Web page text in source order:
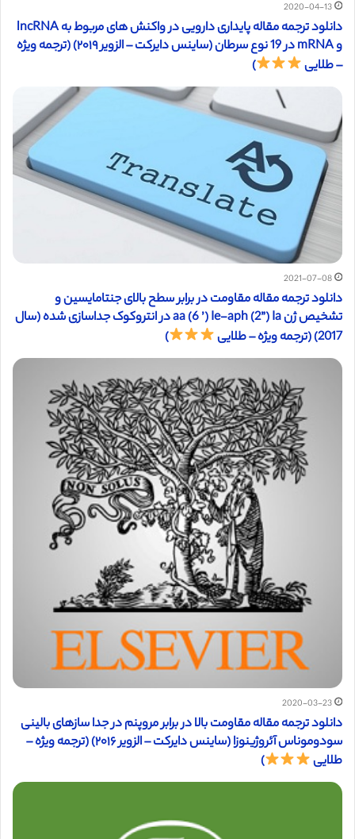
2020-04-13
دانلود ترجمه مقاله پایداری دارویی در واکنش های مربوط به lncRNA
و mRNA در 19 نوع سرطان (ساینس دایرکت – الزویر ۲۰۱۹) (ترجمه ویژه
– طلایی
)
2021-07-08
دانلود ترجمه مقاله مقاومت در برابر سطح بالای جنتامایسین و
تشخیص ژن aa (6 ’) Ie-aph (2”) Ia در انتروکوک جداسازی شده (سال
2017) (ترجمه ویژه – طلایی
)
2020-03-23
دانلود ترجمه مقاله مقاومت بالا در برابر مروپنم در جدا سازهای بالينی
سودوموناس آئروژينوزا (ساینس دایرکت – الزویر ۲۰۱۶) (ترجمه ویژه –
طلایی
)